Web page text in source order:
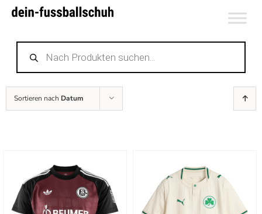
Zum
springen
Products
search
Sortieren nach Datum